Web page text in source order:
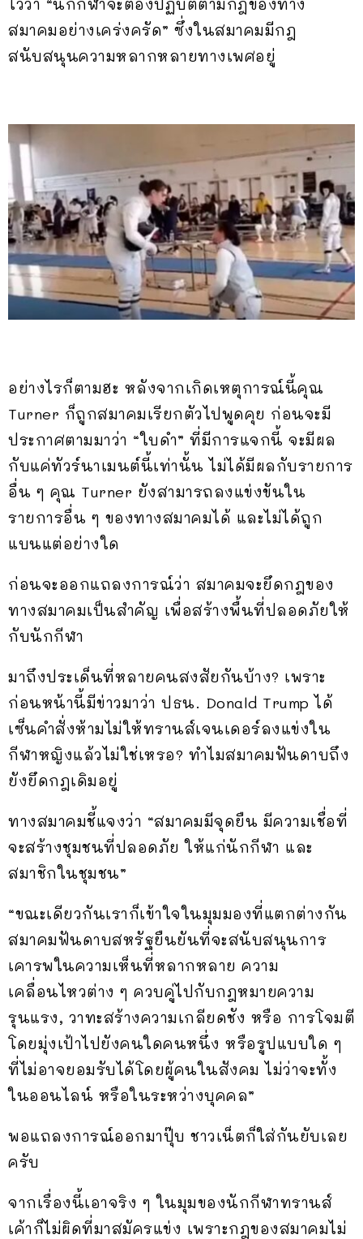
ไว้ว่า “นักกีฬาจะต้องปฏิบัติตามกฎของทาง
สมาคมอย่างเคร่งครัด” ซึ่งในสมาคมมีกฎ
สนับสนุนความหลากหลายทางเพศอยู่
อย่างไรก็ตามฮะ หลังจากเกิดเหตุการณ์นี้คุณ
Turner ก็ถูกสมาคมเรียกตัวไปพูดคุย ก่อนจะมี
ประกาศตามมาว่า “ใบดำ” ที่มีการแจกนี้ จะมีผล
กับแค่ทัวร์นาเมนต์นี้เท่านั้น ไม่ได้มีผลกับรายการ
อื่น ๆ คุณ Turner ยังสามารถลงแข่งขันใน
รายการอื่น ๆ ของทางสมาคมได้ และไม่ได้ถูก
แบนแต่อย่างใด
ก่อนจะออกแถลงการณ์ว่า สมาคมจะยึดกฎของ
ทางสมาคมเป็นสำคัญ เพื่อสร้างพื้นที่ปลอดภัยให้
กับนักกีฬา
มาถึงประเด็นที่หลายคนสงสัยกันบ้าง? เพราะ
ก่อนหน้านี้มีข่าวมาว่า ปธน. Donald Trump ได้
เซ็นคำสั่งห้ามไม่ให้ทรานส์เจนเดอร์ลงแข่งใน
กีฬาหญิงแล้วไม่ใช่เหรอ? ทำไมสมาคมฟันดาบถึง
ยังยึดกฎเดิมอยู่
ทางสมาคมชี้แจงว่า “สมาคมมีจุดยืน มีความเชื่อที่
จะสร้างชุมชนที่ปลอดภัย ให้แก่นักกีฬา และ
สมาชิกในชุมชน”
“ขณะเดียวกันเราก็เข้าใจในมุมมองที่แตกต่างกัน
สมาคมฟันดาบสหรัฐยืนยันที่จะสนับสนุนการ
เคารพในความเห็นที่หลากหลาย ความ
เคลื่อนไหวต่าง ๆ ควบคู่ไปกับกฎหมายความ
รุนแรง, วาทะสร้างความเกลียดชัง หรือ การโจมตี
โดยมุ่งเป้าไปยังคนใดคนหนึ่ง หรือรูปแบบใด ๆ
ที่ไม่อาจยอมรับได้โดยผู้คนในสังคม ไม่ว่าจะทั้ง
ในออนไลน์ หรือในระหว่างบุคคล”
พอแถลงการณ์ออกมาปุ๊บ ชาวเน็ตก็ใส่กันยับเลย
ครับ
จากเรื่องนี้เอาจริง ๆ ในมุมของนักกีฬาทรานส์
เค้าก็ไม่ผิดที่มาสมัครแข่ง เพราะกฎของสมาคมไม่